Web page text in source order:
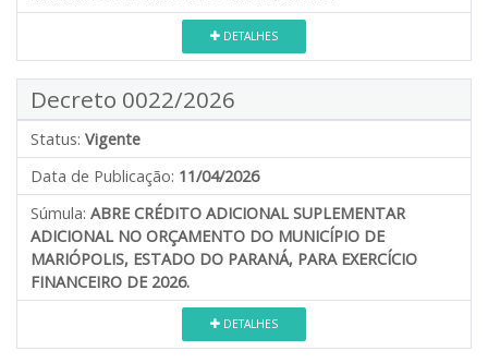
DETALHES
Decreto 0022/2026
Status: Vigente
Data de Publicação: 11/04/2026
Súmula: ABRE CRÉDITO ADICIONAL SUPLEMENTAR
ADICIONAL NO ORÇAMENTO DO MUNICÍPIO DE
MARIÓPOLIS, ESTADO DO PARANÁ, PARA EXERCÍCIO
FINANCEIRO DE 2026.
DETALHES